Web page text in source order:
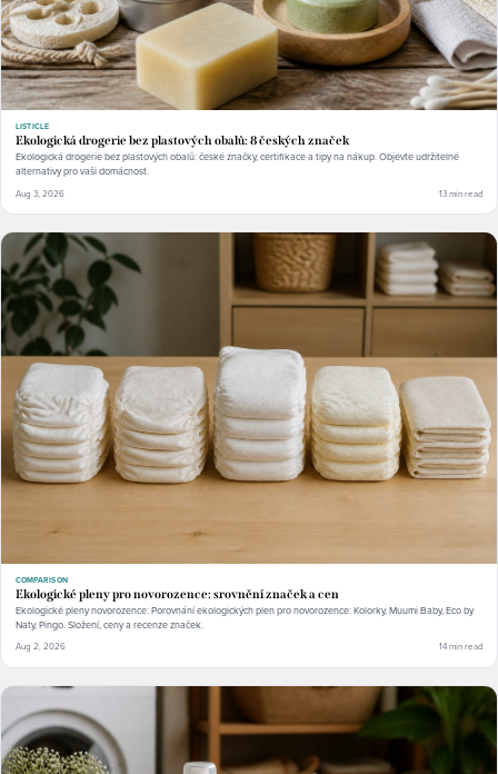
LISTICLE
Ekologická drogerie bez plastových obalů: 8 českých značek
Ekologická drogerie bez plastových obalů: české značky, certifikace a tipy na nákup. Objevte udržitelné
alternativy pro vaši domácnost.
Aug 3, 2026 13 min read
COMPARISON
Ekologické pleny pro novorozence: srovnění značek a cen
Ekologické pleny novorozence: Porovnání ekologických plen pro novorozence: Kolorky, Muumi Baby, Eco by
Naty, Pingo. Složení, ceny a recenze značek.
Aug 2, 2026 14 min read